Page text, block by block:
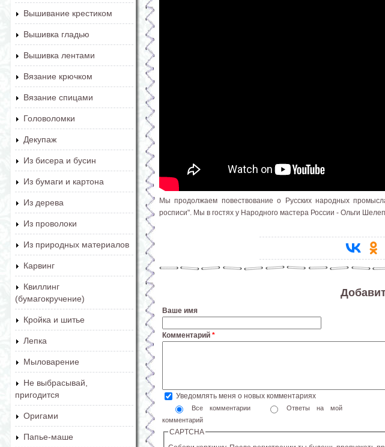
Вышивание крестиком
Вышивка гладью
Вышивка лентами
Вязание крючком
Вязание спицами
Головоломки
Декупаж
Из бисера и бусин
Из бумаги и картона
Из дерева
Из проволоки
Из природных материалов
Карвинг
Квиллинг
(бумагокручение)
Кройка и шитье
Лепка
Мыловарение
Не выбрасывай,
пригодится
Оригами
Папье-маше
Мы продолжаем повествование о Русских народных
росписи". Мы в гостях у Народного мастера России - Ольги
Ваше имя
Комментарий *
Уведомлять меня о новых комментариях
Все комментарии
Ответы на мой
комментарий
CAPTCHA